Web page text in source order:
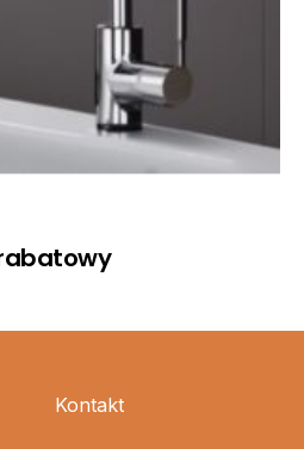
Kontakt